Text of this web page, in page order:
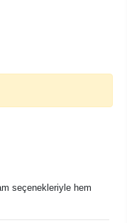
seçenekleriyle hem